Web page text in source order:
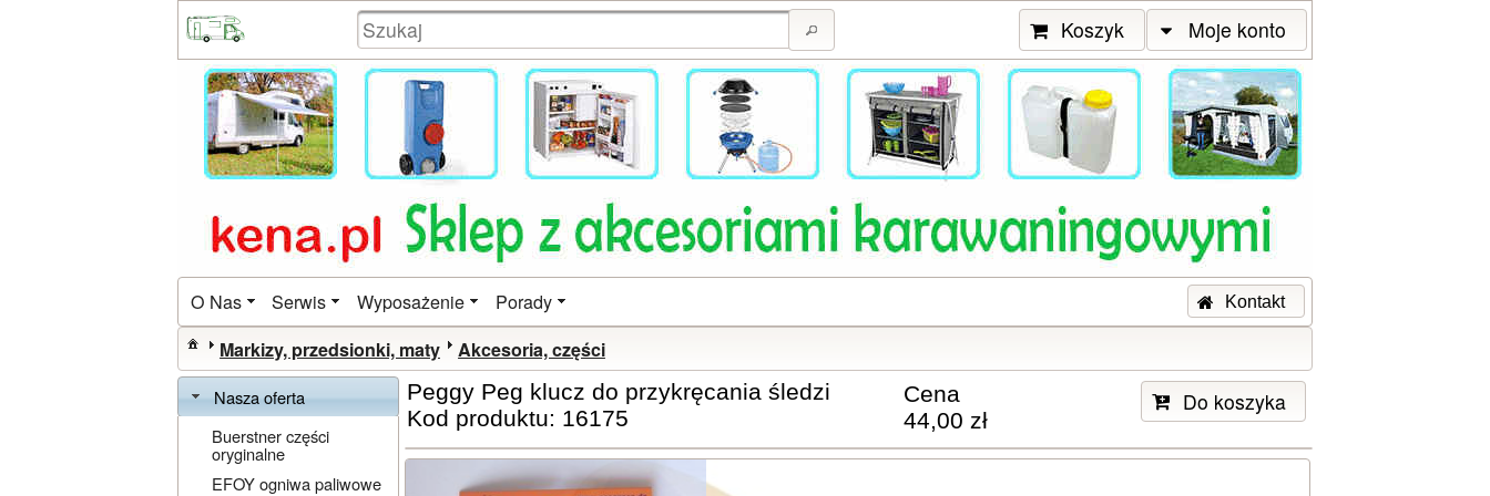
Koszyk Moje konto
O Nas Serwis Wyposażenie Porady Kontakt
Markizy, przedsionki, maty Akcesoria, części
Nasza oferta
Buerstner części
oryginalne
EFOY ogniwa paliwowe
Peggy Peg klucz do przykręcania śledzi
Kod produktu: 16175
Cena
44,00 zł
Do koszyka